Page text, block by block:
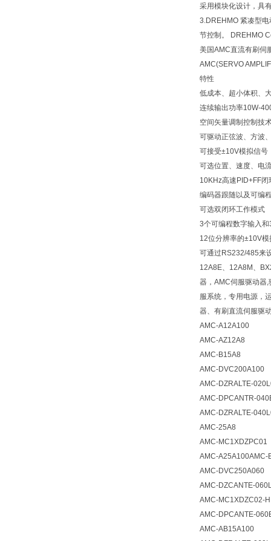
采用模块化设计，具
3.DREHMO 紧凑型
节控制。 DREHMO
美国AMC直流有刷伺
AMC(SERVO
特性
低成本、超小体积、
连续输出功率10W-
空间矢量调制控制技
可驱动正弦波、方波
可接受±10V模拟信号
可选位置、速度、电
10KHz高速PID+FF
编码器跟随以及可编
可选双闭环工作模式
3个可编程数字输入
12位分辨率的±10V
可通过RS232/485来
12A8E、12A8M、
器，AMC伺服驱动器
服系统，专用电源，
器、有刷直流伺服驱
AMC-A12A100
AMC-AZ12A8
AMC-B15A8
AMC-DVC200A100
AMC-DZRALTE-
AMC-DPCANTR-
AMC-DZRALTE-
AMC-25A8
AMC-MC1XDZPC01
AMC-A25A100AMC-
AMC-DVC250A060
AMC-DZCANTE-
AMC-MC1XDZC02-
AMC-DPCANTE-
AMC-AB15A100